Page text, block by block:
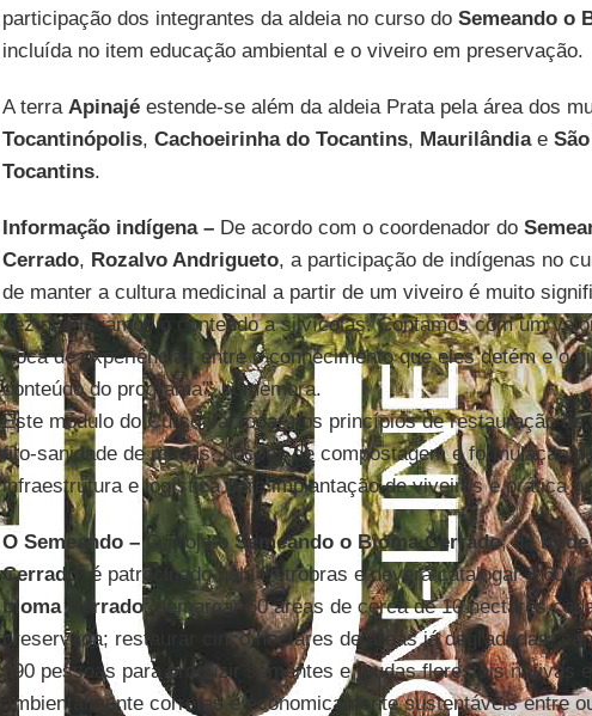
participação dos integrantes da aldeia no curso do Semeando o
incluída no item educação ambiental e o viveiro em preservação.
A terra Apinajéestende-se além da aldeia Prata pela área dos
Tocantinópolis, Cachoeirinha do Tocantins, Maurilândiae
Tocantins.
Informação indígena –De acordo com o coordenador do
Cerrado, Rozalvo Andrigueto, a participação de indígenas no
de manter a cultura medicinal a partir de um viveiro é muito
vez que levamos o conteúdo a silvícolas. Contamos com um
troca de experiências entre o conhecimento que eles detém e o
conteúdo do programa”, comemora.
Este módulo do Curso vai focar nos princípios de restauração de
fito-sanidade de mudas, noções de compostagem e formulação
infraestrutura e logística para implantação de viveiros e prática
O Semeando –O projetoSemeando o Bioma Cerrado, daRede
Cerrado , é patrocinado pela Petrobras e deverá catalogar 3.600
bioma Cerrado; demarcar 60 áreas de cerca de 10 hectares
preservada; restaurar cinco hectares de áreas já degradadas;
390 pessoas para produzir sementes e mudas florestais nativas
ambientalmente corretas e economicamente sustentáveis entre